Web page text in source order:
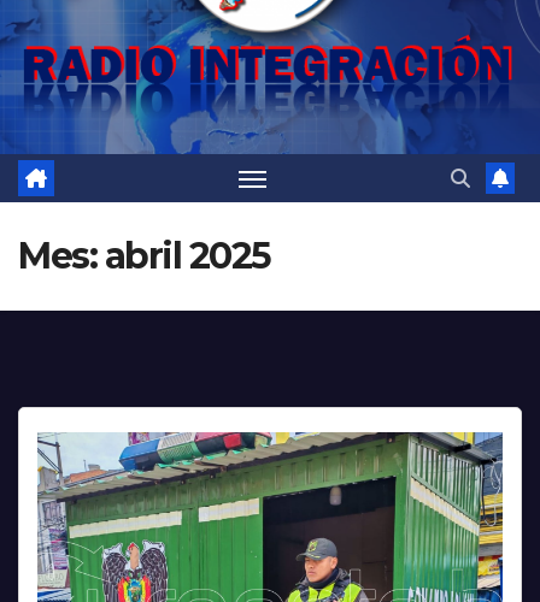
Mes:abril 2025